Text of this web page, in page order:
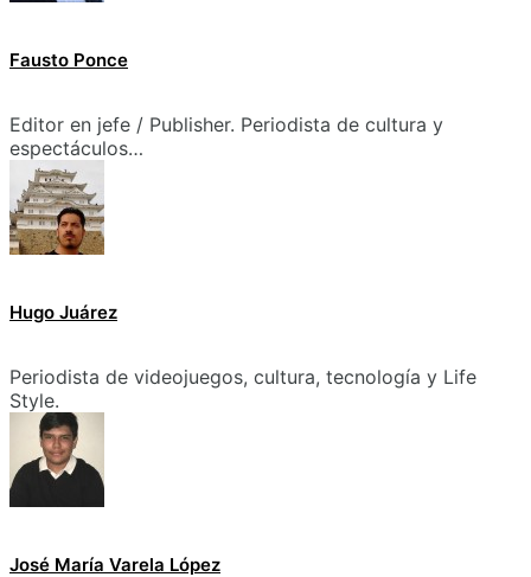
Fausto Ponce
Editor en jefe / Publisher. Periodista de cultura y
espectáculos…
Hugo Juárez
Periodista de videojuegos, cultura, tecnología y Life
Style.
José María Varela López